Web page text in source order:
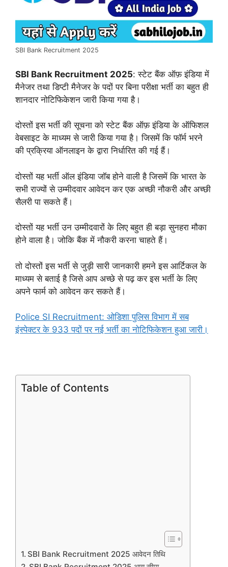
SBI Bank Recruitment 2025
SBI Bank Recruitment 2025: स्टेट बैंक ऑफ़ इंडिया में
मैनेजर तथा डिप्टी मैनेजर के पदों पर बिना परीक्षा भर्ती का बहुत ही
शानदार नोटिफिकेशन जारी किया गया है।
दोस्तों इस भर्ती की सूचना को स्टेट बैंक ऑफ़ इंडिया के ऑफिशल
वेबसाइट के माध्यम से जारी किया गया है। जिसमें कि फॉर्म भरने
की प्रक्रिया ऑनलाइन के द्वारा निर्धारित की गई हैं।
दोस्तों यह भर्ती ऑल इंडिया जॉब होने वाली है जिसमें कि भारत के
सभी राज्यों से उम्मीदवार आवेदन कर एक अच्छी नौकरी और अच्छी
सैलरी पा सकते हैं।
दोस्तों यह भर्ती उन उम्मीदवारों के लिए बहुत ही बड़ा सुनहरा मौका
होने वाला है। जोकि बैंक में नौकरी करना चाहते हैं।
तो दोस्तों इस भर्ती से जुड़ी सारी जानकारी हमने इस आर्टिकल के
माध्यम से बताई है जिसे आप अच्छे से पढ़ कर इस भर्ती के लिए
अपने फार्म को आवेदन कर सकते हैं।
Police SI Recruitment: ओडिशा पुलिस विभाग में सब
इंस्पेक्टर के 933 पदों पर नई भर्ती का नोटिफिकेशन हुआ जारी।
Table of Contents
SBI Bank Recruitment 2025 आवेदन तिथि